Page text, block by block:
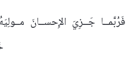
فَرُبَّمــا جَــزِيَ الإِحســانَ مــولِيَهُ